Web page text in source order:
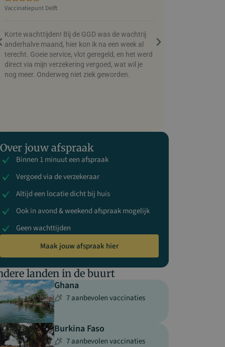
Vaccinatiepunt Delft
Korte wachttijden! Bij de GGD was de wachtrij
anderhalve maand, hier kon ik na een week al
terecht. Goeie service, vlot geregeld, en het werd
direct via mijn verzekering vergoed, wat wil je
nog meer. Onderweg niet ziek geworden.
Over jouw afspraak
Binnen 1 minuut een afspraak
Vergoed via de verzekeraar
Altijd een locatie dicht bij huis
Ook in avond & weekend afspraak mogelijk
Geen wachttijden
Maak jouw afspraak hier
landen in de buurt
Ghana
7 aanbevolen vaccinaties
Burkina Faso
7 aanbevolen vaccinaties